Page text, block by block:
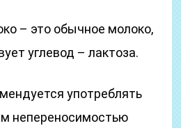
– это обычное молоко,
углевод – лактоза.
употреблять
непереносимостью